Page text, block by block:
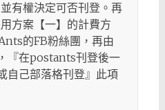
有權決定可否刊登。再
方案【一】的計費方
的FB粉絲團，再由
『在postants刊登後一
自己部落格刊登』此項